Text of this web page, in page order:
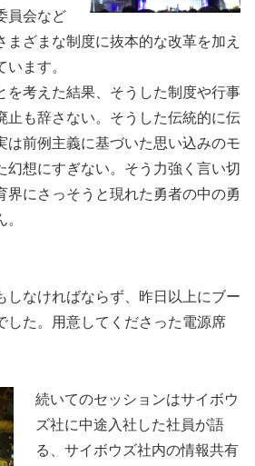
員会など
まざまな制度に抜本的な改革を加え
ます。
を考えた結果、そうした制度や行事
止も辞さない。そうした伝統的に伝
は前例主義に基づいた思い込みのモ
幻想にすぎない。そう力強く言い切
界にさっそうと現れた勇者の中の勇
しなければならず、昨日以上にブー
した。用意してくださった電源席
続いてのセッションはサイボウ
ズ社に中途入社した社員が語
る、サイボウズ社内の情報共有